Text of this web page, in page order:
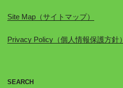
Site Map（サイトマップ）
Privacy Policy（個人情報保護方針）
SEARCH